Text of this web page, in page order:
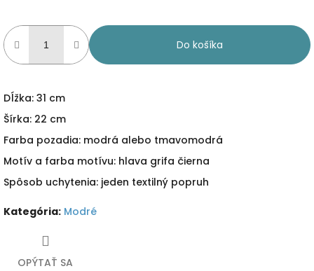
Do košíka
Dĺžka: 31 cm
Šírka: 22 cm
Farba pozadia: modrá alebo tmavomodrá
Motív a farba motívu: hlava grifa čierna
Spôsob uchytenia: jeden textilný popruh
Kategória: Modré
OPÝTAŤ SA